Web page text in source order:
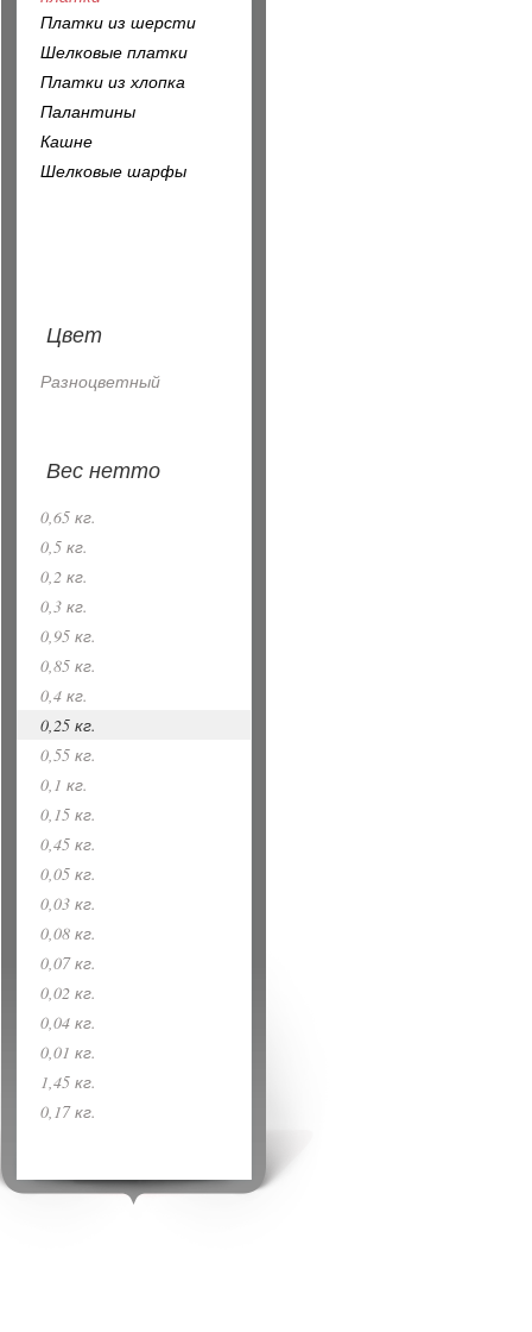
Платки из шерсти
Шелковые платки
Платки из хлопка
Палантины
Кашне
Шелковые шарфы
Цвет
Разноцветный
Вес нетто
0,65 кг.
0,5 кг.
0,2 кг.
0,3 кг.
0,95 кг.
0,85 кг.
0,4 кг.
0,25 кг.
0,55 кг.
0,1 кг.
0,15 кг.
0,45 кг.
0,05 кг.
0,03 кг.
0,08 кг.
0,07 кг.
0,02 кг.
0,04 кг.
0,01 кг.
1,45 кг.
0,17 кг.